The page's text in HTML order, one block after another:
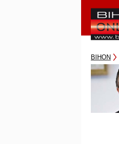
BIHON